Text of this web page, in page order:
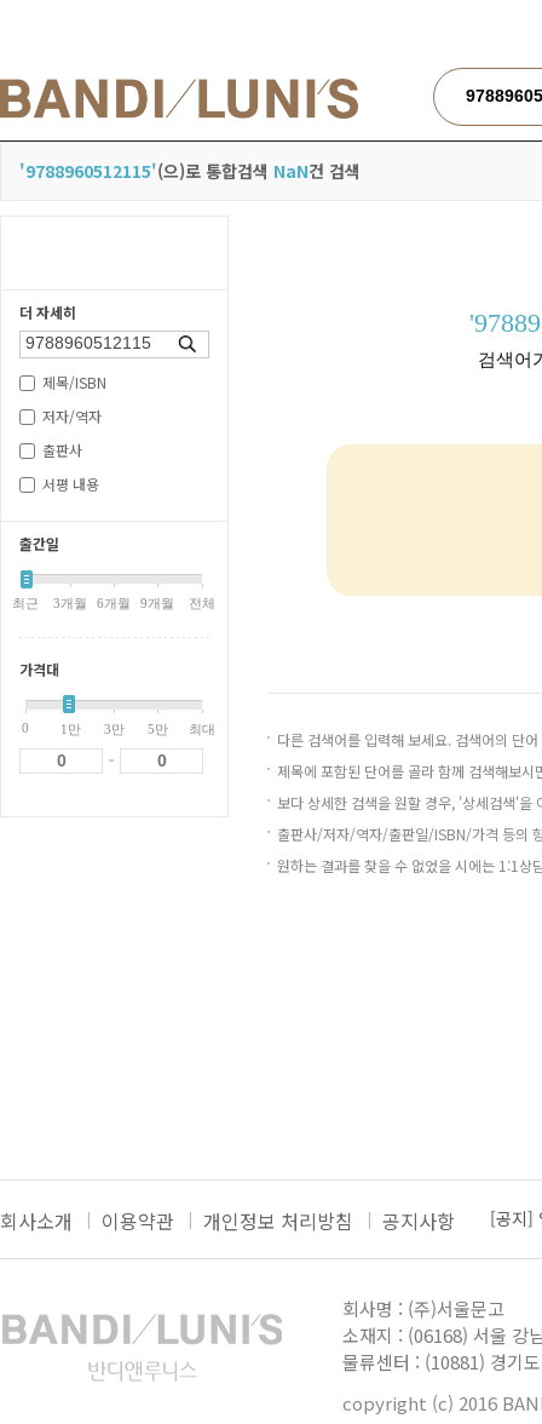
검색
'9788960512115'(으)로 통합검색 NaN건 검색
더 자세히
검색
제목/ISBN
저자/역자
출판사
서평 내용
출간일
최근 3개월 6개월 9개월 전체
가격대
0 1만 3만 5만 최대
-
검색어
다른 검색어를 입력해 보세요. 검색어의 단
제목에 포함된 단어를 골라 함께 검색해보시
보다 상세한 검색을 원할 경우, '상세검색'을
출판사/저자/역자/출판일/ISBN/가격 등의
원하는 결과를 찾을 수 없었을 시에는 1:1상
회사소개 이용약관 개인정보 처리방침 공지사항
[공지]
[공지]
[공지]
더보기
회사명 : (주)서울문고
소재지 : (06168) 서울 강
물류센터 : (10881) 경기
copyright (c) 2016